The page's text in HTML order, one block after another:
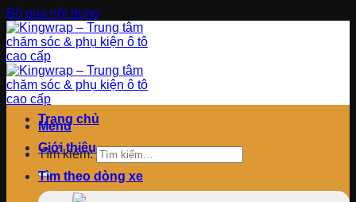
Bỏ qua nội dung
Menu
Tìm kiếm:
Trang chủ
Giới thiệu
Tìm theo dòng xe